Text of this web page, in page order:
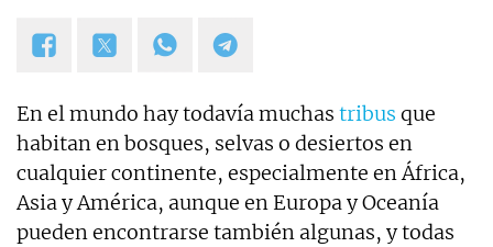
En el mundo hay todavía muchas tribus que
habitan en bosques, selvas o desiertos en
cualquier continente, especialmente en África,
Asia y América, aunque en Europa y Oceanía
pueden encontrarse también algunas, y todas